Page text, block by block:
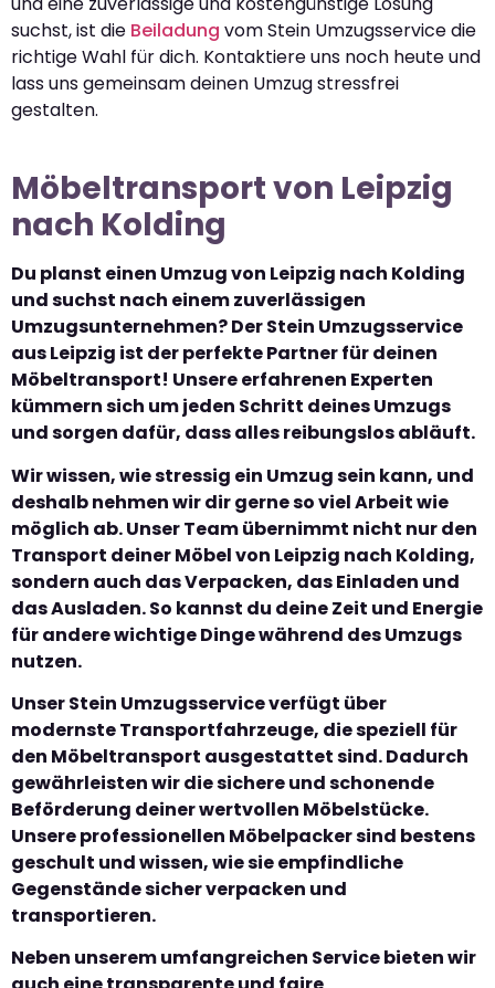
suchst, ist die Beiladung vom Stein Umzugsservice die
richtige Wahl für dich. Kontaktiere uns noch heute und
lass uns gemeinsam deinen Umzug stressfrei
gestalten.
Möbeltransport von Leipzig
nach Kolding
Du planst einen Umzug von Leipzig nach Kolding
und suchst nach einem zuverlässigen
Umzugsunternehmen? Der Stein Umzugsservice
aus Leipzig ist der perfekte Partner für deinen
Möbeltransport! Unsere erfahrenen Experten
kümmern sich um jeden Schritt deines Umzugs
und sorgen dafür, dass alles reibungslos abläuft.
Wir wissen, wie stressig ein Umzug sein kann, und
deshalb nehmen wir dir gerne so viel Arbeit wie
möglich ab. Unser Team übernimmt nicht nur den
Transport deiner Möbel von Leipzig nach Kolding,
sondern auch das Verpacken, das Einladen und
das Ausladen. So kannst du deine Zeit und Energie
für andere wichtige Dinge während des Umzugs
nutzen.
Unser Stein Umzugsservice verfügt über
modernste Transportfahrzeuge, die speziell für
den Möbeltransport ausgestattet sind. Dadurch
gewährleisten wir die sichere und schonende
Beförderung deiner wertvollen Möbelstücke.
Unsere professionellen Möbelpacker sind bestens
geschult und wissen, wie sie empfindliche
Gegenstände sicher verpacken und
transportieren.
Neben unserem umfangreichen Service bieten wir